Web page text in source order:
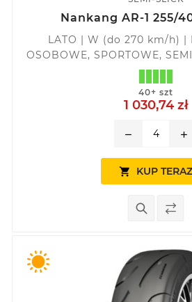
Nankang AR-1 255/
LATO | W (do 270 km/h) |
OSOBOWE, SPORTOWE,
40+ szt
1 030,74 zł
remove add
 KUP TERAZ